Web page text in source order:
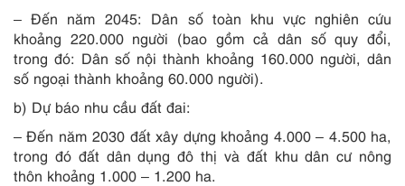
– Đến năm 2045: Dân số toàn khu vực nghiên cứu
khoảng 220.000 người (bao gồm cả dân số quy đổi,
trong đó: Dân số nội thành khoảng 160.000 người, dân
số ngoại thành khoảng 60.000 người).
b) Dự báo nhu cầu đất đai:
– Đến năm 2030 đất xây dựng khoảng 4.000 – 4.500 ha,
trong đó đất dân dụng đô thị và đất khu dân cư nông
thôn khoảng 1.000 – 1.200 ha.